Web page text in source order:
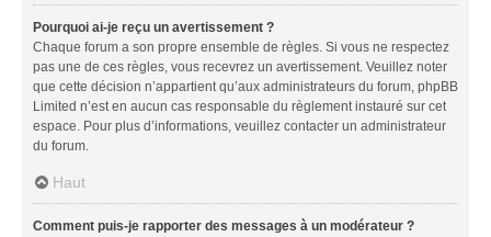
Pourquoi ai-je reçu un avertissement ?
Chaque forum a son propre ensemble de règles. Si vous ne respectez
pas une de ces règles, vous recevrez un avertissement. Veuillez noter
que cette décision n’appartient qu’aux administrateurs du forum, phpBB
Limited n’est en aucun cas responsable du règlement instauré sur cet
espace. Pour plus d’informations, veuillez contacter un administrateur
du forum.
Haut
Comment puis-je rapporter des messages à un modérateur ?